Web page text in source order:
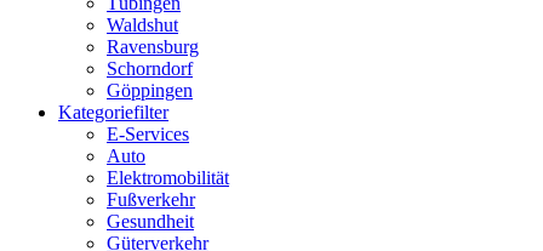
Waldshut
Ravensburg
Schorndorf
Göppingen
Kategoriefilter
E-Services
Auto
Elektromobilität
Fußverkehr
Gesundheit
Güterverkehr